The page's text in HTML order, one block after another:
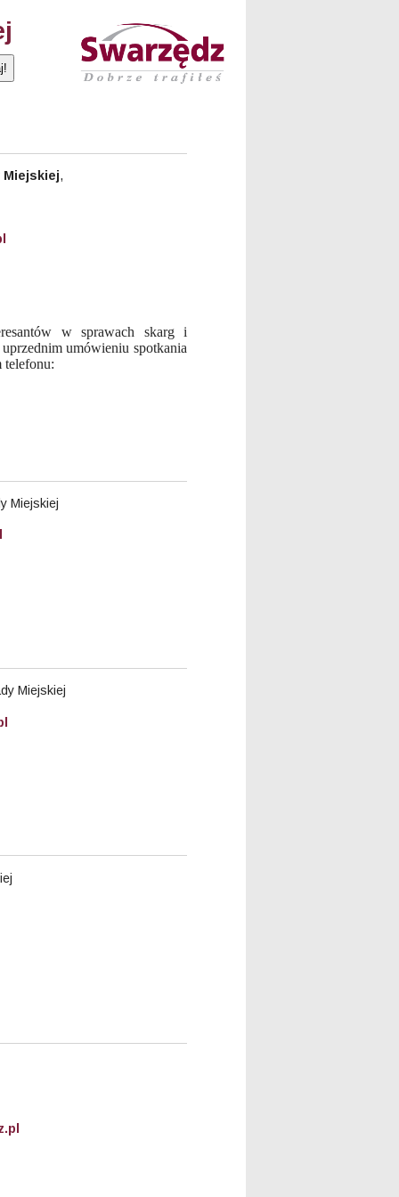
Miejskiej,
w sprawach skarg i
umówieniu spotkania
telefonu:
Miejskiej
Miejskiej